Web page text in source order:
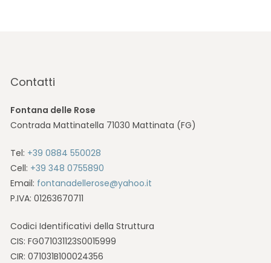
Contatti
Fontana delle Rose
Contrada Mattinatella 71030 Mattinata (FG)
Tel: +39 0884 550028
Cell: +39 348 0755890
Email: fontanadellerose@yahoo.it
P.IVA: 01263670711
Codici Identificativi della Struttura
CIS: FG071031123S0015999
CIR: 071031B100024356